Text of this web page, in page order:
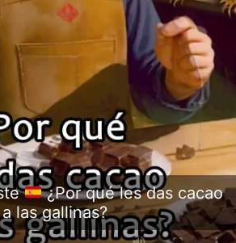
¿Por qué les das cacao
a las gallinas?